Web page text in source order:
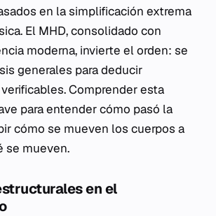
en la simplificación extrema
El MHD, consolidado con
moderna, invierte el orden: se
generales para deducir
Comprender esta
para entender cómo pasó la
cómo se mueven los cuerpos a
se mueven.
en el